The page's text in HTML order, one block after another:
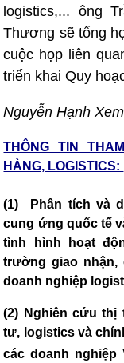
logistics,... ông
Thương sẽ tổng
cuộc họp liên
triển khai Quy
Nguyễn Hạnh
THÔNG TIN
HÀNG, LOGISTICS:
(1) Phân tích và
cung ứng quốc tế
tình hình hoạt
trường giao nhận,
doanh nghiệp
(2) Nghiên cứu thị
tư, logistics và
các doanh nghiệp